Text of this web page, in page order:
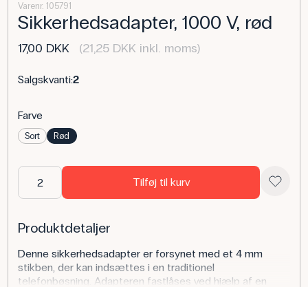
Varenr. 105791
Sikkerhedsadapter, 1000 V, rød
17,00 DKK (21,25 DKK inkl. moms)
Salgskvanti:2
Farve
Sort Rød
Tilføj til kurv
Produktdetaljer
Denne sikkerhedsadapter er forsynet med et 4 mm
stikben, der kan indsættes i en traditionel
telefonbøsning. Adapteren fastlåses ved hjælp af en